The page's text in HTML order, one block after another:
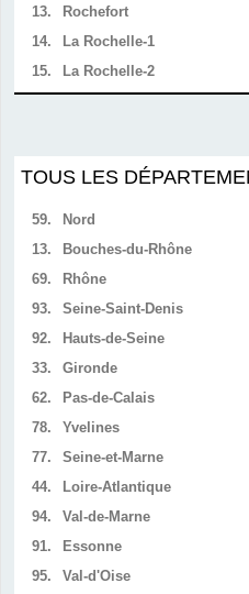
13.
Rochefort
14.
La Rochelle-1
15.
La Rochelle-2
TOUS LES
59.
Nord
13.
Bouches-du-Rhône
69.
Rhône
93.
Seine-Saint-Denis
92.
Hauts-de-Seine
33.
Gironde
62.
Pas-de-Calais
78.
Yvelines
77.
Seine-et-Marne
44.
Loire-Atlantique
94.
Val-de-Marne
91.
Essonne
95.
Val-d'Oise